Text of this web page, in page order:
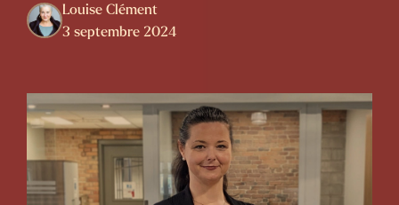
Louise Clément
3 septembre 2024